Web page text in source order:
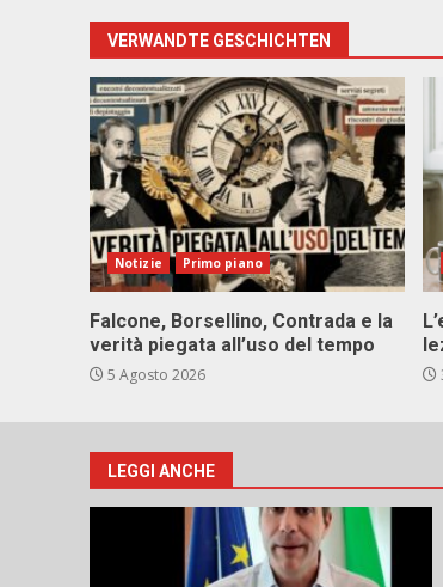
VERWANDTE GESCHICHTEN
Notizie Primo piano
Falcone, Borsellino, Contrada e la
verità piegata all’uso del tempo
5 Agosto 2026
LEGGI ANCHE